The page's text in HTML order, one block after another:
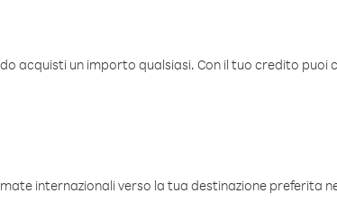
acquisti un importo qualsiasi. Con il tuo credito puoi
internazionali verso la tua destinazione preferita